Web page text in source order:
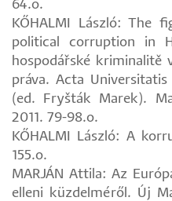
64.o.
KŐHALMI László: The
political corruption in
hospodářské kriminalitě
práva. Acta
(ed. Fryšták Marek).
2011. 79-98.o.
KŐHALMI László: A
155.o.
MARJÁN Attila: Az
elleni küzdelméről. Új